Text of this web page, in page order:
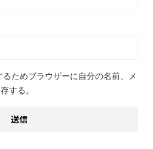
ためブラウザーに自分の名前、メ
する。